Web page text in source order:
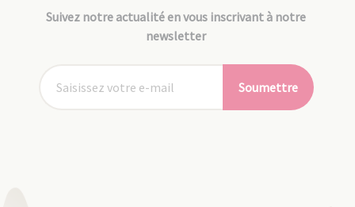
Suivez notre actualité en vous inscrivant à notre
newsletter
Soumettre